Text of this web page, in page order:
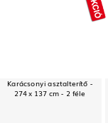
Karácsonyi asztalterítő -
274 x 137 cm - 2 féle